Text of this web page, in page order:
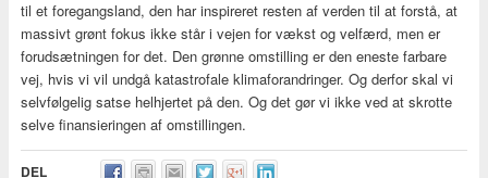
til et foregangsland, den har inspireret resten af verden til at forstå, at
massivt grønt fokus ikke står i vejen for vækst og velfærd, men er
forudsætningen for det. Den grønne omstilling er den eneste farbare
vej, hvis vi vil undgå katastrofale klimaforandringer. Og derfor skal vi
selvfølgelig satse helhjertet på den. Og det gør vi ikke ved at skrotte
selve finansieringen af omstillingen.
DEL